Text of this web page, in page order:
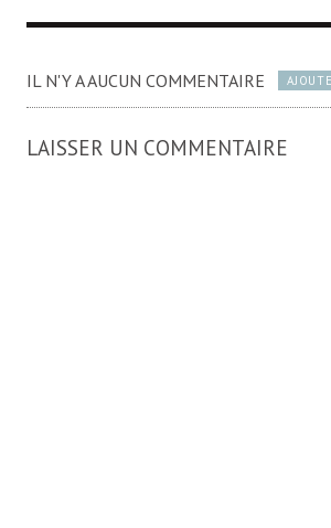
IL N'Y A AUCUN COMMENTAIRE
LAISSER UN COMMENTAIRE